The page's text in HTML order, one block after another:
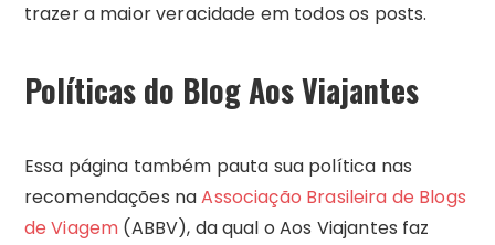
trazer a maior veracidade em todos os posts.
Políticas do Blog Aos Viajantes
Essa página também pauta sua política nas
recomendações naAssociação Brasileira de Blogs
de Viagem (ABBV), da qual o Aos Viajantes faz